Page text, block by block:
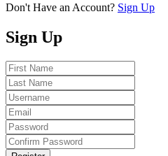
Don't Have an Account? Sign Up
Sign Up